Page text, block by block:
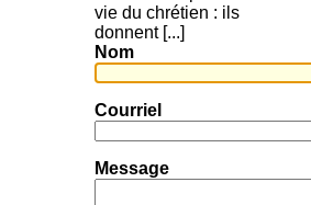
vie du chrétien : ils
donnent [...]
Nom
Courriel
Message